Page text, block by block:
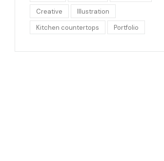
Creative
Illustration
Kitchen countertops
Portfolio